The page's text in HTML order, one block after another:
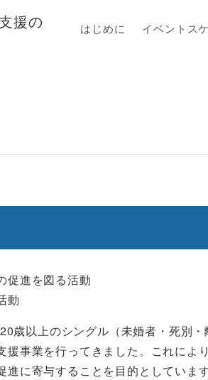
援の はじめに イベントス
促進を図る活動
動
歳以上のシングル（未婚者・死別
援事業を行ってきました。これによ
に寄与することを目的としています